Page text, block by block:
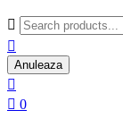


Anuleaza

 0